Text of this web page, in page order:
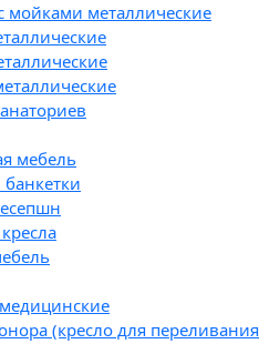
мойками металлические
мебель
(кресло для переливания